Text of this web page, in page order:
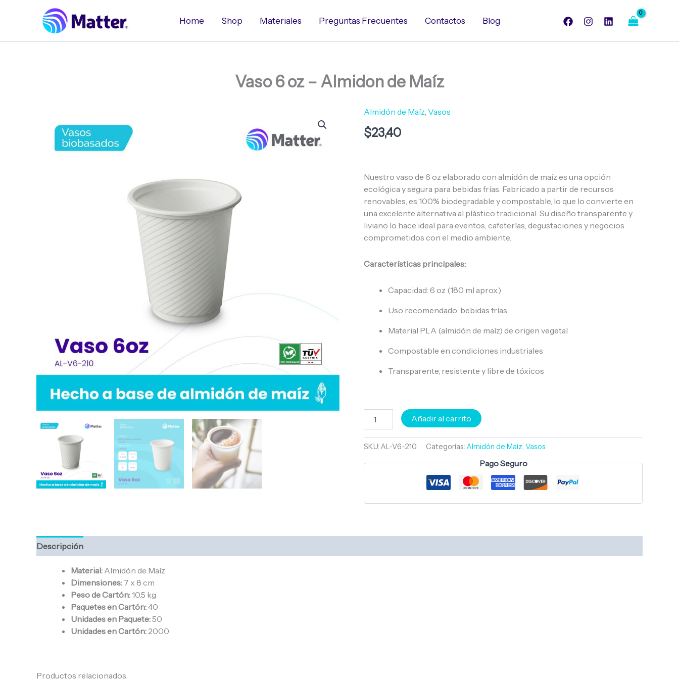
Home Shop Materiales Preguntas Frecuentes Contactos Blog
Vaso 6 oz – Almidon de Maíz
Almidón de Maíz, Vasos
$23,40
Nuestro vaso de 6 oz elaborado con almidón de maíz es una opción
ecológica y segura para bebidas frías. Fabricado a partir de recursos
renovables, es 100% biodegradable y compostable, lo que lo convierte en
una excelente alternativa al plástico tradicional. Su diseño transparente y
liviano lo hace ideal para eventos, cafeterías, degustaciones y negocios
comprometidos con el medio ambiente.
Características principales:
Capacidad: 6 oz (180 ml aprox.)
Uso recomendado: bebidas frías
Material PLA (almidón de maíz) de origen vegetal
Compostable en condiciones industriales
Transparente, resistente y libre de tóxicos
Vaso
oz
Maíz
cantidad
Añadir al carrito
SKU: AL-V6-210 Categorías: Almidón de Maíz, Vasos
Pago Seguro
Descripción
Material: Almidón de Maíz
Dimensiones: 7 x 8 cm
Peso de Cartón:10.5 kg
Paquetes en Cartón:40
Unidades en Paquete:50
Unidades en Cartón: 2000
Productos relacionados
cantidad